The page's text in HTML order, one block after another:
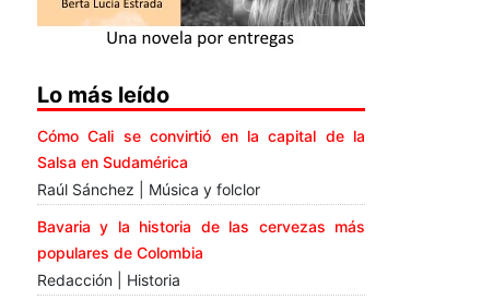
Lo más leído
Cómo Cali se convirtió en la capital de la
Salsa en Sudamérica
Raúl Sánchez | Música y folclor
Bavaria y la historia de las cervezas más
populares de Colombia
Redacción | Historia